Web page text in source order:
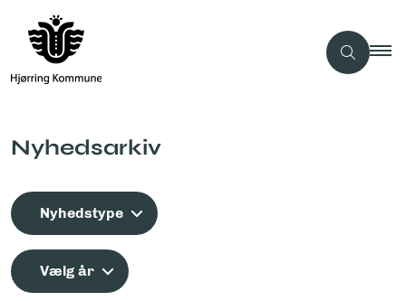
Nyhedsarkiv
Nyhedstype
Vælg år